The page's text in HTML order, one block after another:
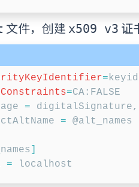
文件，创建 x509 v3 证
=
=CA:FALSE
= digitalSignature,
= @alt_names
=